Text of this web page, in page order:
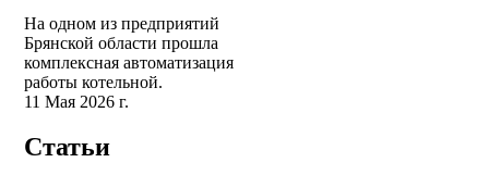
На одном из предприятий
Брянской области прошла
комплексная автоматизация
работы котельной.
11 Мая 2026 г.
Статьи